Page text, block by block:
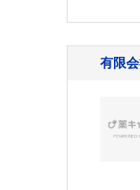
有限